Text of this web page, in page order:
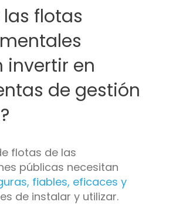
las flotas
invertir en
de gestión
flotas de las
públicas necesitan
fiables, eficaces y
de instalar y utilizar.